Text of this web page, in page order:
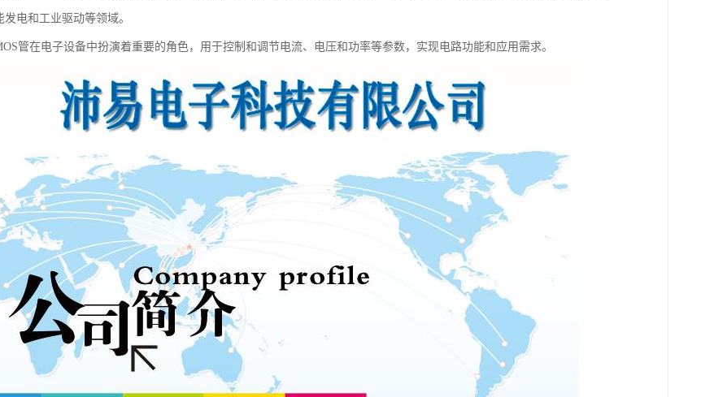
电和工业驱动等领域。
管在电子设备中扮演着重要的角色，用于控制和调节电流、电压和功率等参数，实现电路功能和应用需求。